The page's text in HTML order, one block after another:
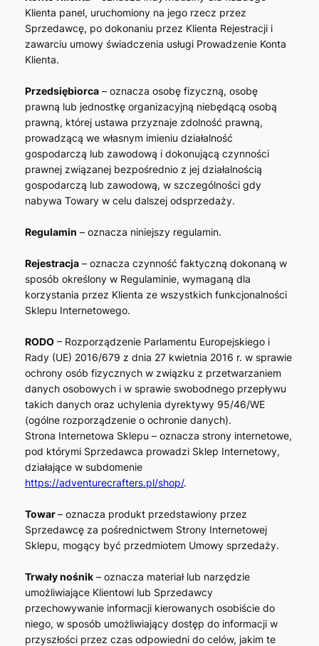
Klienta panel, uruchomiony na jego rzecz przez
Sprzedawcę, po dokonaniu przez Klienta Rejestracji i
zawarciu umowy świadczenia usługi Prowadzenie Konta
Klienta.
Przedsiębiorca– oznacza osobę fizyczną, osobę
prawną lub jednostkę organizacyjną niebędącą osobą
prawną, której ustawa przyznaje zdolność prawną,
prowadzącą we własnym imieniu działalność
gospodarczą lub zawodową i dokonującą czynności
prawnej związanej bezpośrednio z jej działalnością
gospodarczą lub zawodową, w szczególności gdy
nabywa Towary w celu dalszej odsprzedaży.
Regulamin – oznacza niniejszy regulamin.
Rejestracja– oznacza czynność faktyczną dokonaną w
sposób określony w Regulaminie, wymaganą dla
korzystania przez Klienta ze wszystkich funkcjonalności
Sklepu Internetowego.
RODO– Rozporządzenie Parlamentu Europejskiego i
Rady (UE) 2016/679 z dnia 27 kwietnia 2016 r. w sprawie
ochrony osób fizycznych w związku z przetwarzaniem
danych osobowych i w sprawie swobodnego przepływu
takich danych oraz uchylenia dyrektywy 95/46/WE
(ogólne rozporządzenie o ochronie danych).
Strona Internetowa Sklepu – oznacza strony internetowe,
pod którymi Sprzedawca prowadzi Sklep Internetowy,
działające w subdomenie
https://adventurecrafters.pl/shop/.
Towar– oznacza produkt przedstawiony przez
Sprzedawcę za pośrednictwem Strony Internetowej
Sklepu, mogący być przedmiotem Umowy sprzedaży.
Trwały nośnik– oznacza materiał lub narzędzie
umożliwiające Klientowi lub Sprzedawcy
przechowywanie informacji kierowanych osobiście do
niego, w sposób umożliwiający dostęp do informacji w
przyszłości przez czas odpowiedni do celów, jakim te